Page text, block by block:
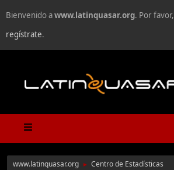
Bienvenido awww.latinquasar.org. Por favor,
regístrate.
www.latinquasar.org ► Centro de Estadísticas